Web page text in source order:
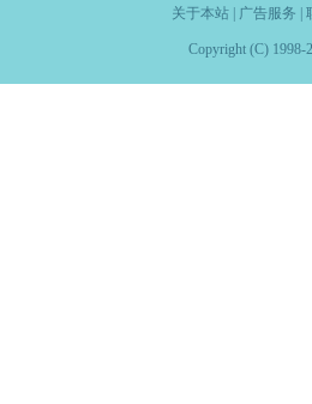
关于本站| 广告服务
Copyright (C) 1998-